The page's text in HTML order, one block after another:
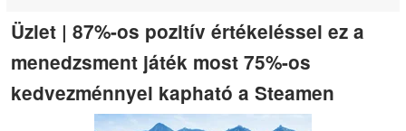
Üzlet | 87%-os pozitív értékeléssel ez a
menedzsment játék most 75%-os
kedvezménnyel kapható a Steamen